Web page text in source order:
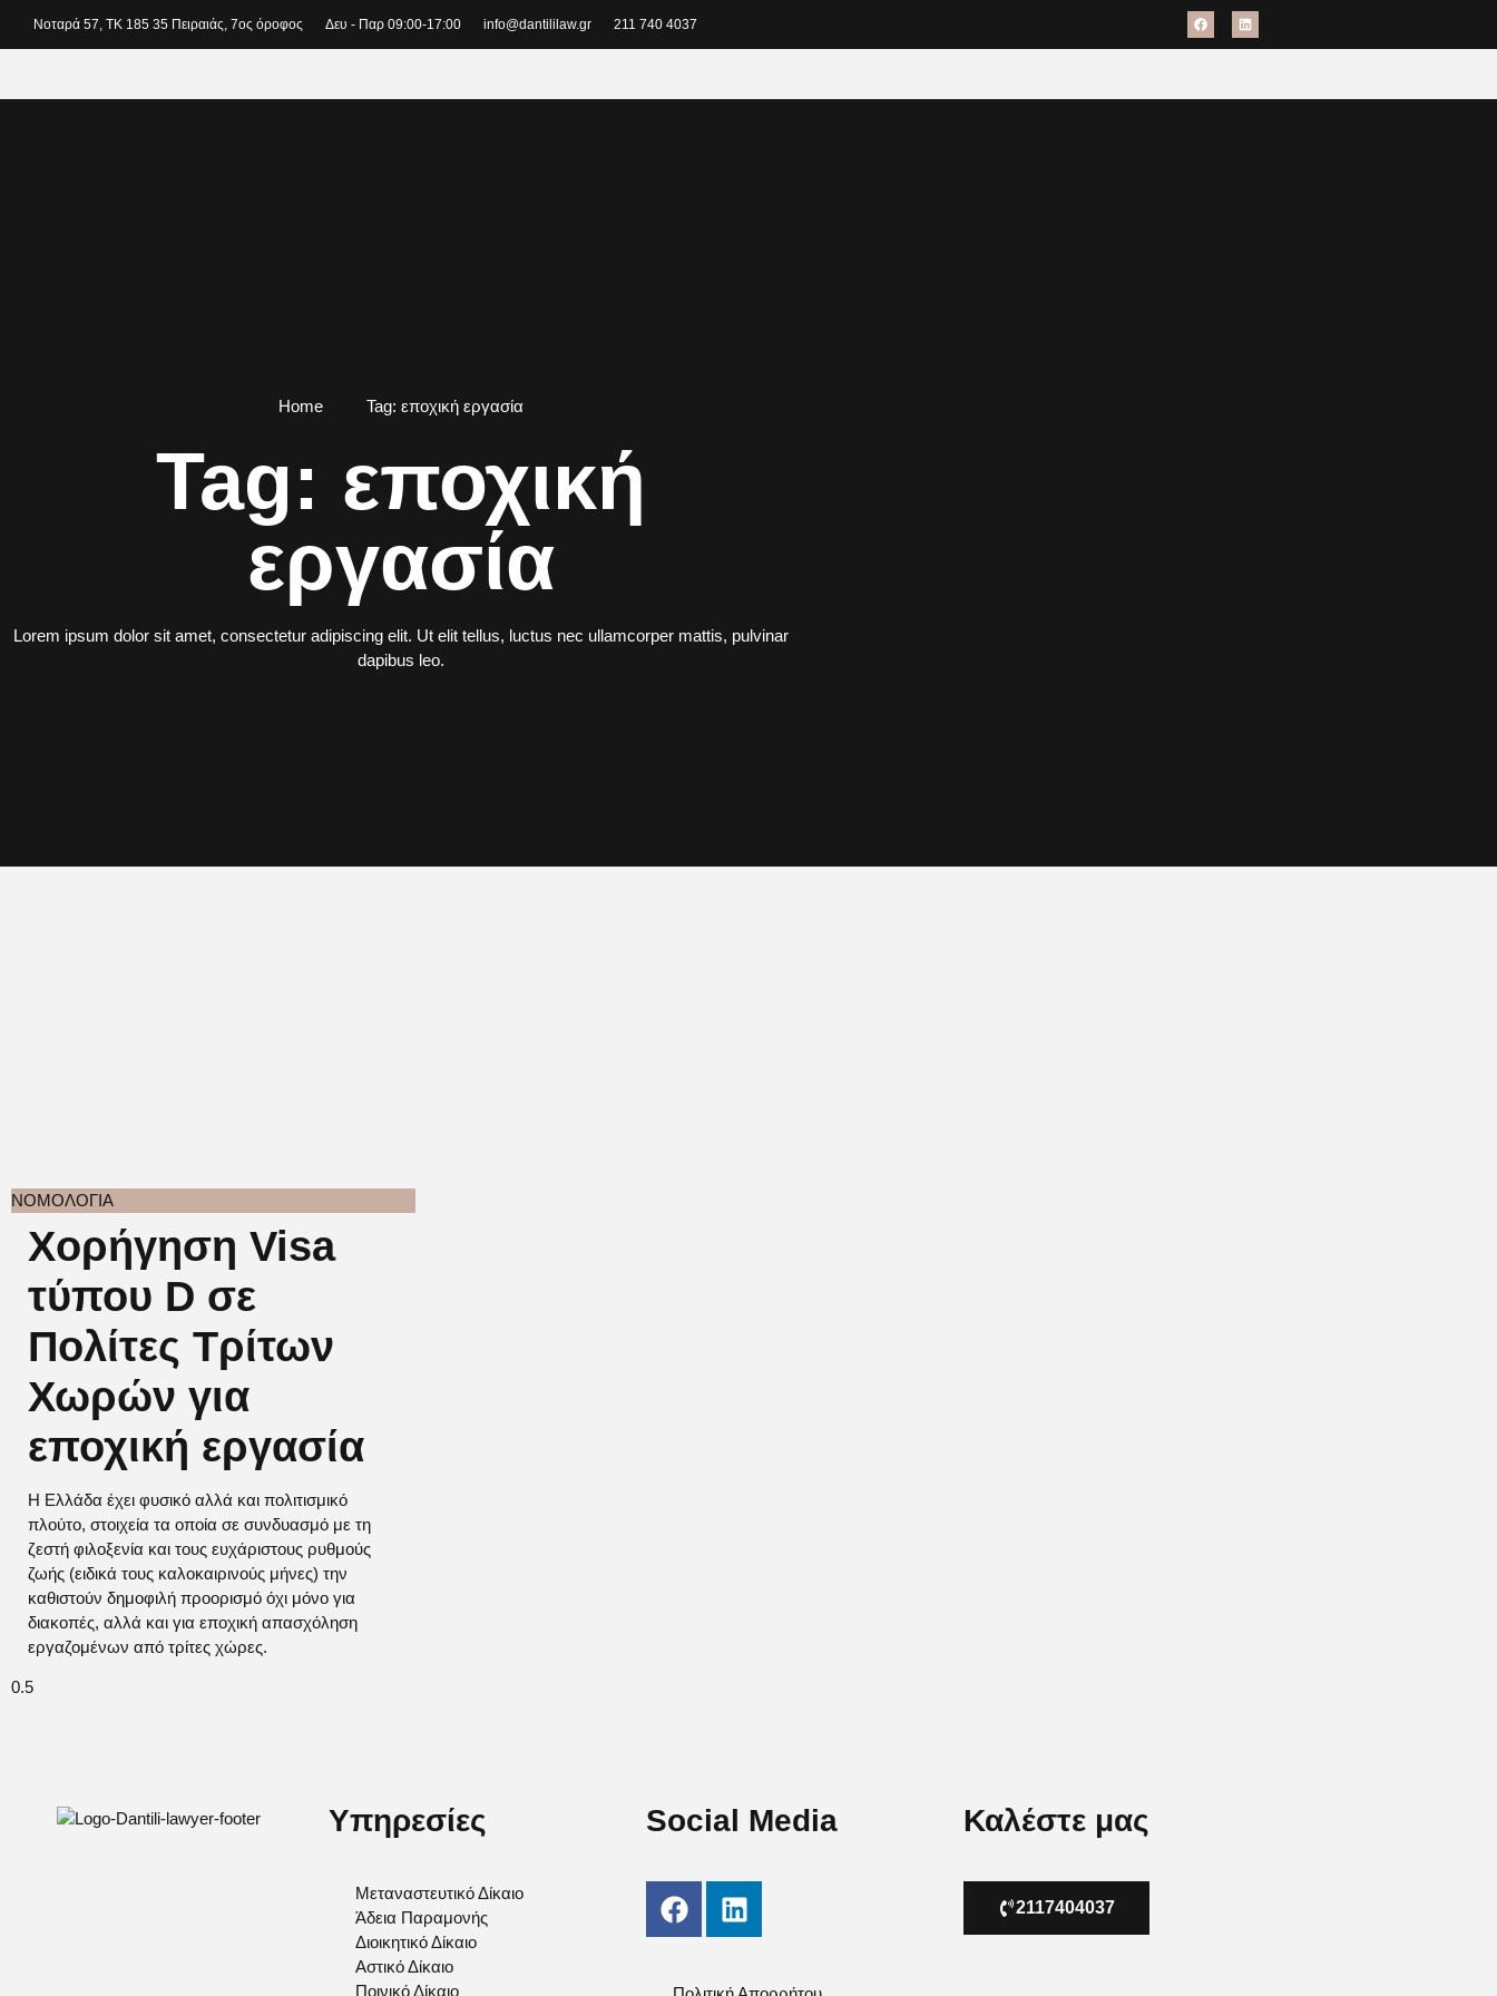
Νοταρά 57, ΤΚ 185 35 Πειραιάς, 7ος όροφος Δευ - Παρ 09:00-17:00 info@dantililaw.gr 211 740 4037
Home Tag: εποχική εργασία
Tag: εποχική
εργασία
Lorem ipsum dolor sit amet, consectetur adipiscing elit. Ut elit tellus, luctus nec ullamcorper mattis, pulvinar
dapibus leo.
ΝΟΜΟΛΟΓΙΑ
Χορήγηση Visa
τύπου D σε
Πολίτες Τρίτων
Χωρών για
εποχική εργασία
Η Ελλάδα έχει φυσικό αλλά και πολιτισμικό
πλούτο, στοιχεία τα οποία σε συνδυασμό με τη
ζεστή φιλοξενία και τους ευχάριστους ρυθμούς
ζωής (ειδικά τους καλοκαιρινούς μήνες) την
καθιστούν δημοφιλή προορισμό όχι μόνο για
διακοπές, αλλά και για εποχική απασχόληση
εργαζομένων από τρίτες χώρες.
Υπηρεσίες
Μεταναστευτικό Δίκαιο
Άδεια Παραμονής
Διοικητικό Δίκαιο
Αστικό Δίκαιο
Ποινικό Δίκαιο
Social Media Καλέστε μας
2117404037